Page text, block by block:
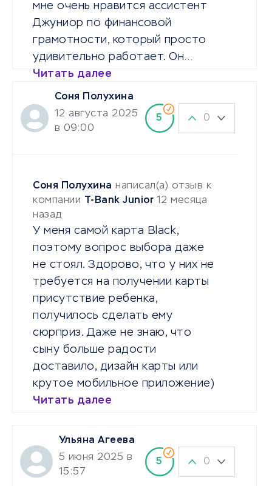
мне очень нравится ассистент
Джуниор по финансовой
грамотности, который просто
удивительно работает. Он…
Читать далее
Соня Полухина
12 августа 2025
в 09:00
5 0
Соня Полухина написал(а) отзыв к
компании
T-Bank Junior 12 месяца
назад
У меня самой карта Black,
поэтому вопрос выбора даже
не стоял. Здорово, что у них не
требуется на получении карты
присутствие ребенка,
получилось сделать ему
сюрприз. Даже не знаю, что
сыну больше радости
доставило, дизайн карты или
крутое мобильное приложение)
Читать далее
Ульяна Агеева
5 июня 2025 в
15:57
5 0